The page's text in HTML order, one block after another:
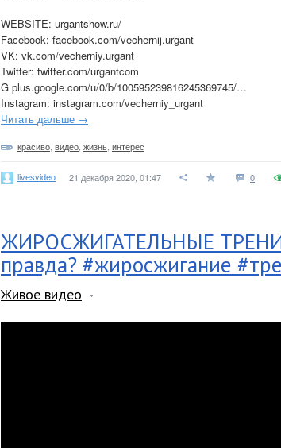
WEBSITE: urgantshow.ru/
Facebook: facebook.com/vechernij.urgant
VK: vk.com/vecherniy.urgant
Twitter: twitter.com/urgantcom
G plus.google.com/u/0/b/100595239816245369745/…
Instagram: instagram.com/vecherniy_urgant
Читать дальше →
красиво видео жизнь интерес
livesvideo 21 декабря 2020, 01:47 0
ЖИРОСЖИГАТЕЛЬНЫЕ
правда? #жиросжигание
Живое видео